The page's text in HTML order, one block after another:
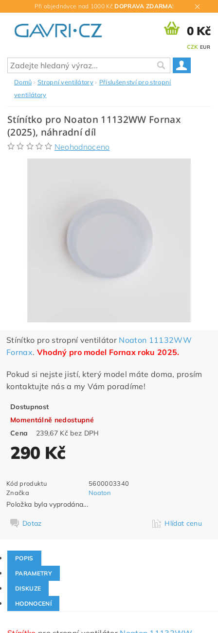
Při objednávce nad 1000 Kč DOPRAVA ZDARMA!
CZK EUR
0 Kč
Domů Stropní ventilátory
Příslušenství pro stropní
ventilátory
Stínítko pro Noaton 11132WW Fornax
(2025), náhradní díl
Neohodnoceno
Stínítko pro stropní ventilátor Noaton 11132WW
Fornax. Vhodný pro model Fornax roku 2025.
Pokud si nejste jistí, který model máte doma, prosím
kontaktujte nás a my Vám poradíme!
Dostupnost
Momentálně nedostupné
Cena
239,67 Kč bez DPH
290 Kč
Kód produktu
5600003340
Značka
Noaton
Položka byla vyprodána...
Dotaz Hlídat cenu
POPIS
PARAMETRY
DISKUZE
HODNOCENÍ